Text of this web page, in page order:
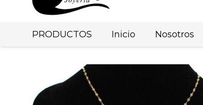
PRODUCTOS Inicio Nosotros